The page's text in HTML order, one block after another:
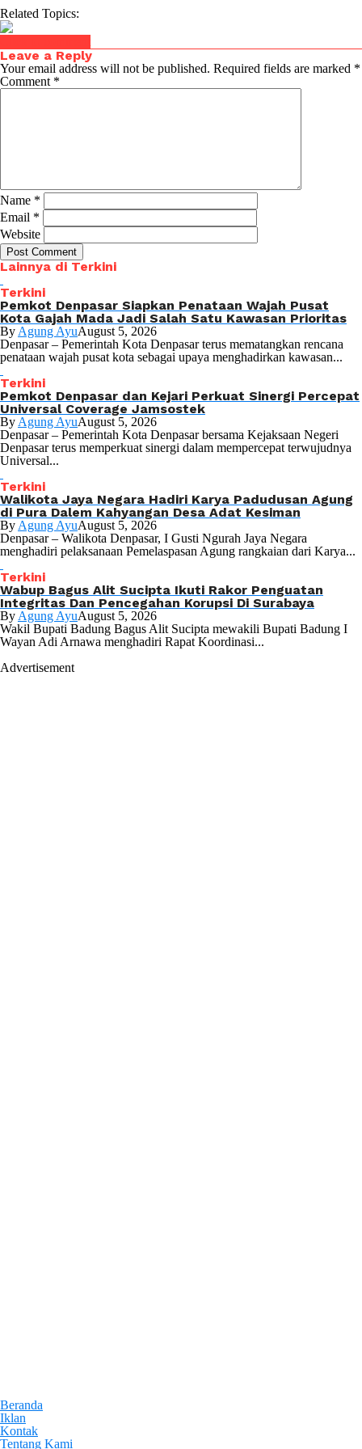
Related Topics:
Leave a Reply
Your email address will not be published. Required fields are marked *
Comment *
Name *
Email *
Website
Lainnya di Terkini
Terkini
Pemkot Denpasar Siapkan Penataan Wajah Pusat
Kota Gajah Mada Jadi Salah Satu Kawasan Prioritas
By Agung AyuAugust 5, 2026
Denpasar – Pemerintah Kota Denpasar terus mematangkan rencana
penataan wajah pusat kota sebagai upaya menghadirkan kawasan...
Terkini
Pemkot Denpasar dan Kejari Perkuat Sinergi Percepat
Universal Coverage Jamsostek
By Agung AyuAugust 5, 2026
Denpasar – Pemerintah Kota Denpasar bersama Kejaksaan Negeri
Denpasar terus memperkuat sinergi dalam mempercepat terwujudnya
Universal...
Terkini
Walikota Jaya Negara Hadiri Karya Padudusan Agung
di Pura Dalem Kahyangan Desa Adat Kesiman
By Agung AyuAugust 5, 2026
Denpasar – Walikota Denpasar, I Gusti Ngurah Jaya Negara
menghadiri pelaksanaan Pemelaspasan Agung rangkaian dari Karya...
Terkini
Wabup Bagus Alit Sucipta Ikuti Rakor Penguatan
Integritas Dan Pencegahan Korupsi Di Surabaya
By Agung AyuAugust 5, 2026
Wakil Bupati Badung Bagus Alit Sucipta mewakili Bupati Badung I
Wayan Adi Arnawa menghadiri Rapat Koordinasi...
Advertisement
Beranda
Iklan
Kontak
Tentang Kami